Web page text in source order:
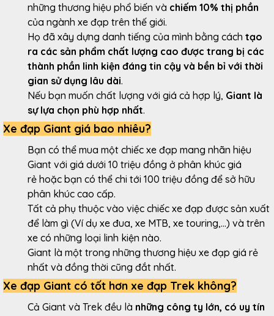
những thương hiệu phổ biến và chiếm 10% thị phần
của ngành xe đạp trên thế giới.
Họ đã xây dựng danh tiếng của mình bằng cách tạo
ra các sản phẩm chất lượng cao được trang bị các
thành phần linh kiện đáng tin cậy và bền bỉ với thời
gian sử dụng lâu dài.
Nếu bạn muốn chất lượng với giá cả hợp lý, Giant là
sự lựa chọn phù hợp nhất.
Xe đạp Giant giá bao nhiêu?
Bạn có thể mua một chiếc xe đạp mang nhãn hiệu
Giant với giá dưới 10 triệu đồng ở phân khúc giá
rẻ hoặc bạn có thể chi tới 100 triệu đồng để sở hữu
phân khúc cao cấp.
Tất cả phụ thuộc vào việc chiếc xe đạp được sản xuất
để làm gì (Ví dụ xe đua, xe MTB, xe touring,...) và trên
xe có những loại linh kiện nào.
Giant là một trong những thương hiệu xe đạp giá rẻ
nhất và đồng thời cũng đắt nhất.
Xe đạp Giant có tốt hơn xe đạp Trek không?
Cả Giant và Trek đều là những công ty lớn, có uy tín